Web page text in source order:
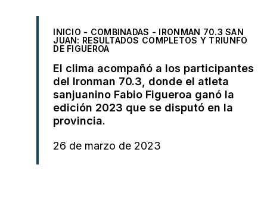
INICIO - COMBINADAS - IRONMAN 70.3 SAN
JUAN: RESULTADOS COMPLETOS Y TRIUNFO
DE FIGUEROA
El clima acompañó a los participantes
del Ironman 70.3, donde el atleta
sanjuanino Fabio Figueroa ganó la
edición 2023 que se disputó en la
provincia.
26 de marzo de 2023